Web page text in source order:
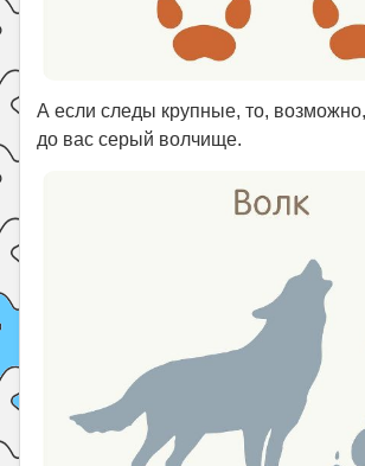
А если следы крупные, то,
до вас серый волчище.